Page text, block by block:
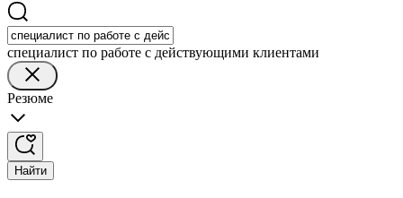
специалист по работе с действующими клиентами
Резюме
Найти